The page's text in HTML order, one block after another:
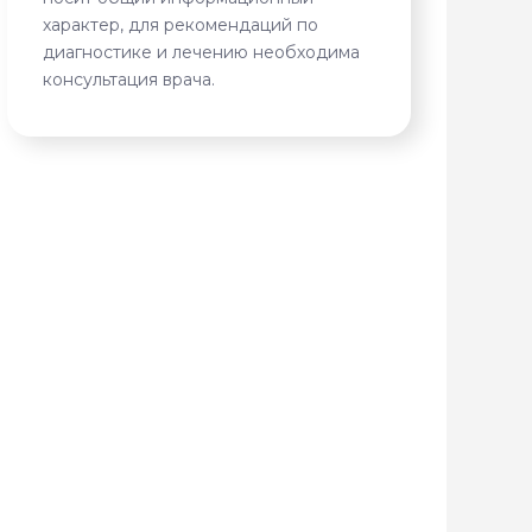
характер, для рекомендаций по
диагностике и лечению необходима
консультация врача.